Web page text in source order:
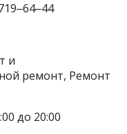
и
ремонт, Ремонт
до 20:00